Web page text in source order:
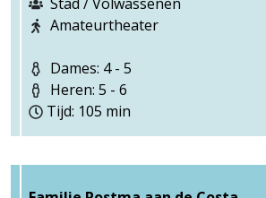
Amateurtheater
Dames: 4 - 5
Heren: 5 - 6
Tijd: 105 min